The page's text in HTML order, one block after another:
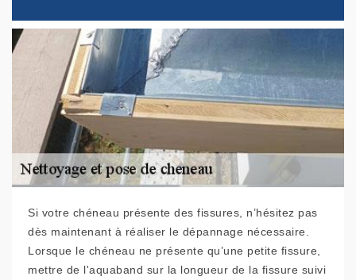
Si votre chéneau présente des fissures, n’hésitez pas
dès maintenant à réaliser le dépannage nécessaire.
Lorsque le chéneau ne présente qu’une petite fissure,
mettre de l'aquaband sur la longueur de la fissure suivi